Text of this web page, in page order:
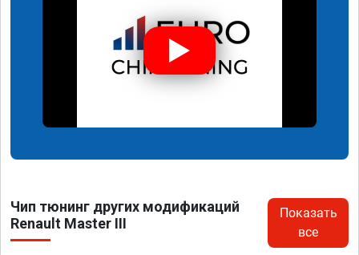
Чип тюнинг других модификаций
Renault Master III
Показать
все